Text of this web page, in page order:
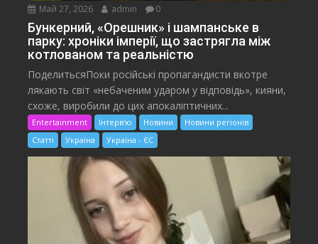
Май 27, 2026 admin 0
Бункерний, «Орешник» і шампанське в
парку: хроніки імперії, що застрягла між
котлованом та реальністю
ПоделитьсяПоки російські пропагандисти вкотре
лякають світ «небаченим ударом у відповідь», кияни,
схоже, виробили до цих апокаліптичних...
Entertainment Інтерв'ю Новини
Новини регіонів
Статті
Україна Україна - ЄС